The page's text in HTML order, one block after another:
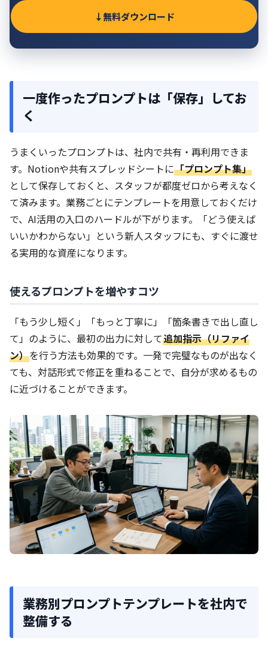
無料ダウンロード
一度作ったプロンプトは「保存」してお
く
うまくいったプロンプトは、社内で共有・再利用できま
す。Notionや共有スプレッドシートに「プロンプト集」
として保存しておくと、スタッフが都度ゼロから考えなく
て済みます。業務ごとにテンプレートを用意しておくだけ
で、AI活用の入口のハードルが下がります。「どう使えば
いいかわからない」という新人スタッフにも、すぐに渡せ
る実用的な資産になります。
使えるプロンプトを増やすコツ
「もう少し短く」「もっと丁寧に」「箇条書きで出し直し
て」のように、最初の出力に対して追加指示（リファイ
ン）を行う方法も効果的です。一発で完璧なものが出なく
ても、対話形式で修正を重ねることで、自分が求めるもの
に近づけることができます。
業務別プロンプトテンプレートを社内で
整備する